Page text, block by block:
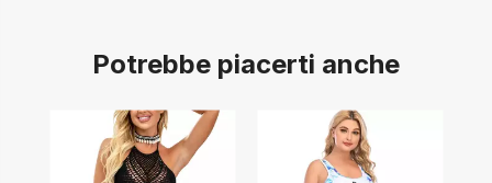
Potrebbe piacerti anche